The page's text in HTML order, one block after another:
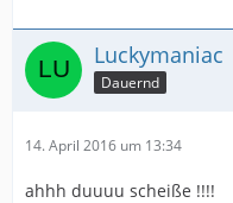
Luckymaniac
Dauernd
14. April 2016 um 13:34
ahhh duuuu scheiße !!!!